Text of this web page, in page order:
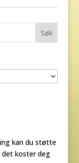
Søk
kan du støtte
det koster deg